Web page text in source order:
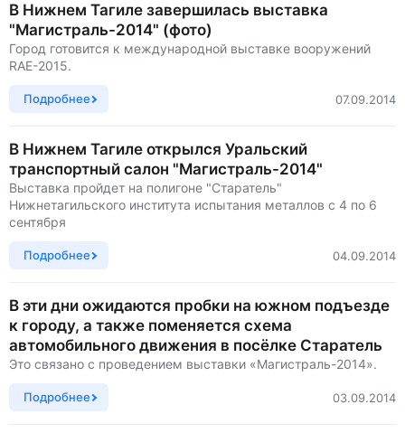
В Нижнем Тагиле завершилась выставка
"Магистраль-2014" (фото)
Город готовится к международной выставке вооружений
RAE-2015.
Подробнее 07.09.2014
В Нижнем Тагиле открылся Уральский
транспортный салон "Магистраль-2014"
Выставка пройдет на полигоне "Старатель"
Нижнетагильского института испытания металлов с 4 по 6
сентября
Подробнее 04.09.2014
В эти дни ожидаются пробки на южном подъезде
к городу, а также поменяется схема
автомобильного движения в посёлке Старатель
Это связано с проведением выставки «Магистраль-2014».
Подробнее 03.09.2014